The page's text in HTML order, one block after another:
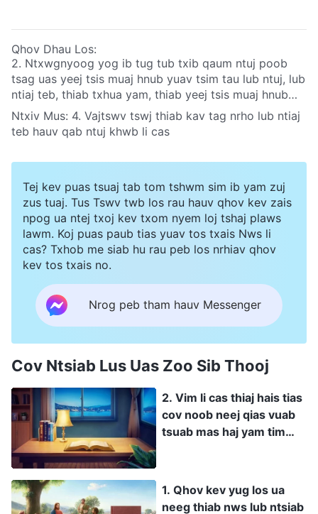
Qhov Dhau Los:
2. Ntxwgnyoog yog ib tug tub txib qaum ntuj poob
tsag uas yeej tsis muaj hnub yuav tsim tau lub ntuj, lub
ntiaj teb, thiab txhua yam, thiab yeej tsis muaj hnub
yuav tshaj Vajtswv lub hwj chim li
Ntxiv Mus: 4. Vajtswv tswj thiab kav tag nrho lub ntiaj
teb hauv qab ntuj khwb li cas
Tej kev puas tsuaj tab tom tshwm sim ib yam zuj
zus tuaj. Tus Tswv twb los rau hauv qhov kev zais
npog ua ntej txoj kev txom nyem loj tshaj plaws
lawm. Koj puas paub tias yuav tos txais Nws li
cas? Txhob me siab hu rau peb los nrhiav qhov
kev tos txais no.
Nrog peb tham hauv Messenger
Cov Ntsiab Lus Uas Zoo Sib Thooj
2. Vim li cas thiaj hais tias
cov noob neej qias vuab
tsuab mas haj yam tim
yug los ua neeg
1. Qhov kev yug los ua
neeg thiab nws lub ntsiab